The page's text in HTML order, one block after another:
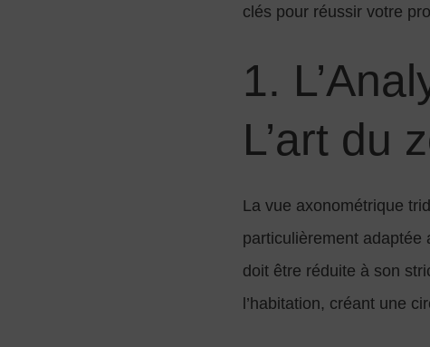
clés pour réussir votre
1.
L’art du
La vue axonométrique
particulièrement adaptée
doit être réduite à son
l’habitation, créant une